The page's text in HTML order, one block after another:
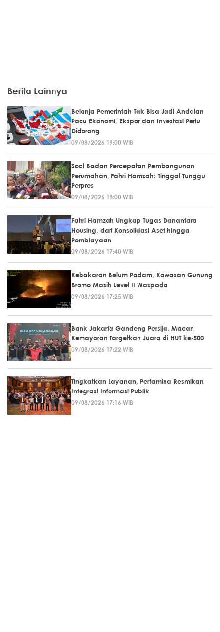
Berita Lainnya
Belanja Pemerintah Tak Bisa Jadi Andalan
Pacu Ekonomi, Ekspor dan Investasi Perlu
Didorong
09/08/2026 19:00 WIB
Soal Badan Percepatan Pembangunan
Perumahan, Fahri Hamzah: Tinggal Tunggu
Perpres
09/08/2026 18:00 WIB
Fahri Hamzah Ungkap Tugas Danantara
Housing, dari Konsolidasi Aset hingga
Pembiayaan
09/08/2026 17:40 WIB
Kebakaran Belum Padam, Kawasan Gunung
Bromo Masih Level II Waspada
09/08/2026 17:25 WIB
Bank Jakarta Gandeng Persija, Macan
Kemayoran Targetkan Juara di HUT ke-500
09/08/2026 17:22 WIB
Tingkatkan Layanan, Pertamina Resmikan
Integrasi Informasi Publik
09/08/2026 17:16 WIB